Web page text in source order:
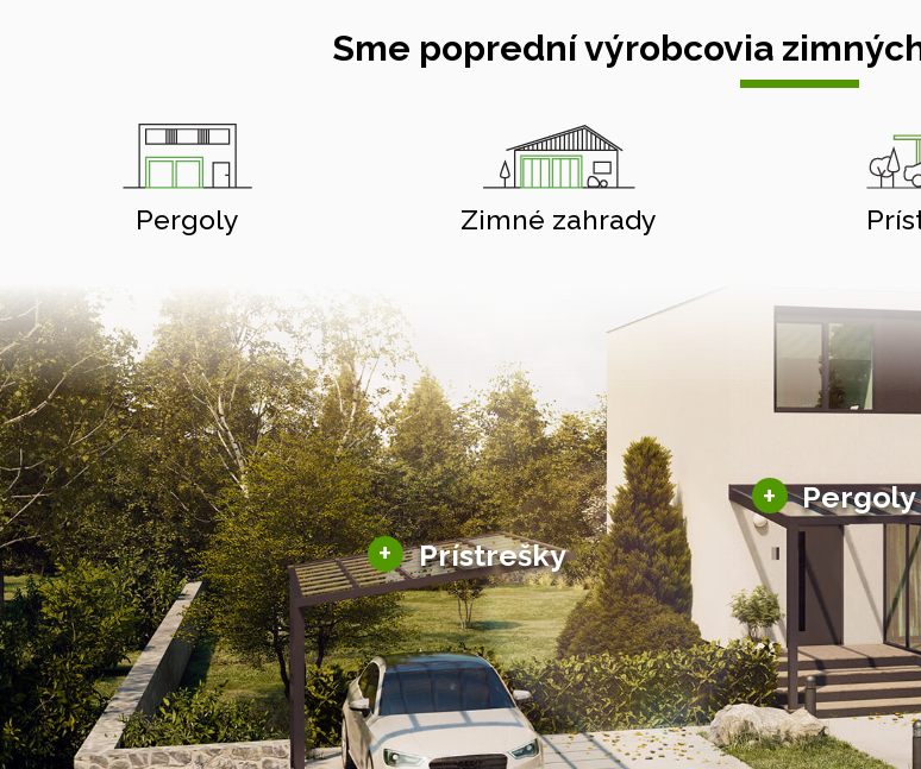
Sme poprední výrobcovia
Pergoly Zimné zahrady
+ Pergoly
Hliníkové
Bioklimatické
Altány a
Solárne pergoly
+ Prístrešky
Hliníkové prístrešky
Solárne prístrešky pre auto